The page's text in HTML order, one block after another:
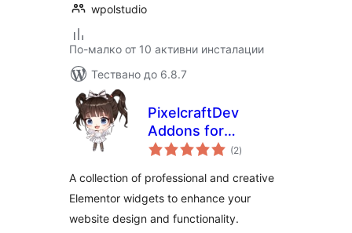
wpolstudio
По-малко от 10 активни инсталации
Тествано до 6.8.7
PixelcraftDev
Addons for
Elementor (Lite)
(2общо
оценки
)
A collection of professional and creative
Elementor widgets to enhance your
website design and functionality.